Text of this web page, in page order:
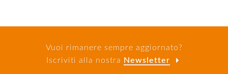
Vuoi rimanere sempre aggiornato?
Iscriviti alla nostra
Newsletter